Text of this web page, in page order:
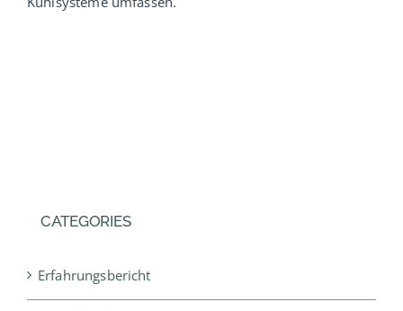
CATEGORIES
Erfahrungsbericht